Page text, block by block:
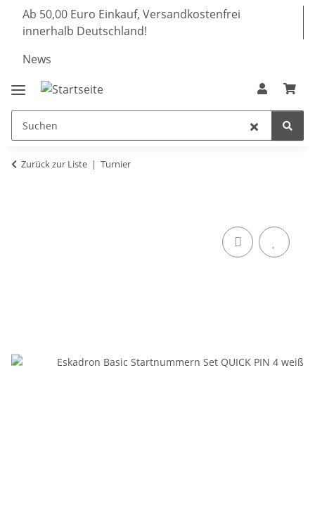
Ab 50,00 Euro Einkauf, Versandkostenfrei
innerhalb Deutschland!
News
Zurück zur Liste Turnier